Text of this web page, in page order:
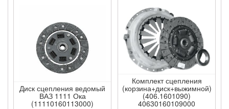
Диск сцепления ведомый
ВАЗ 1111 Ока
(11110160113000)
Комплект сцепления
(корзина+диск+выжимной)
(406.1601090)
40630160109000